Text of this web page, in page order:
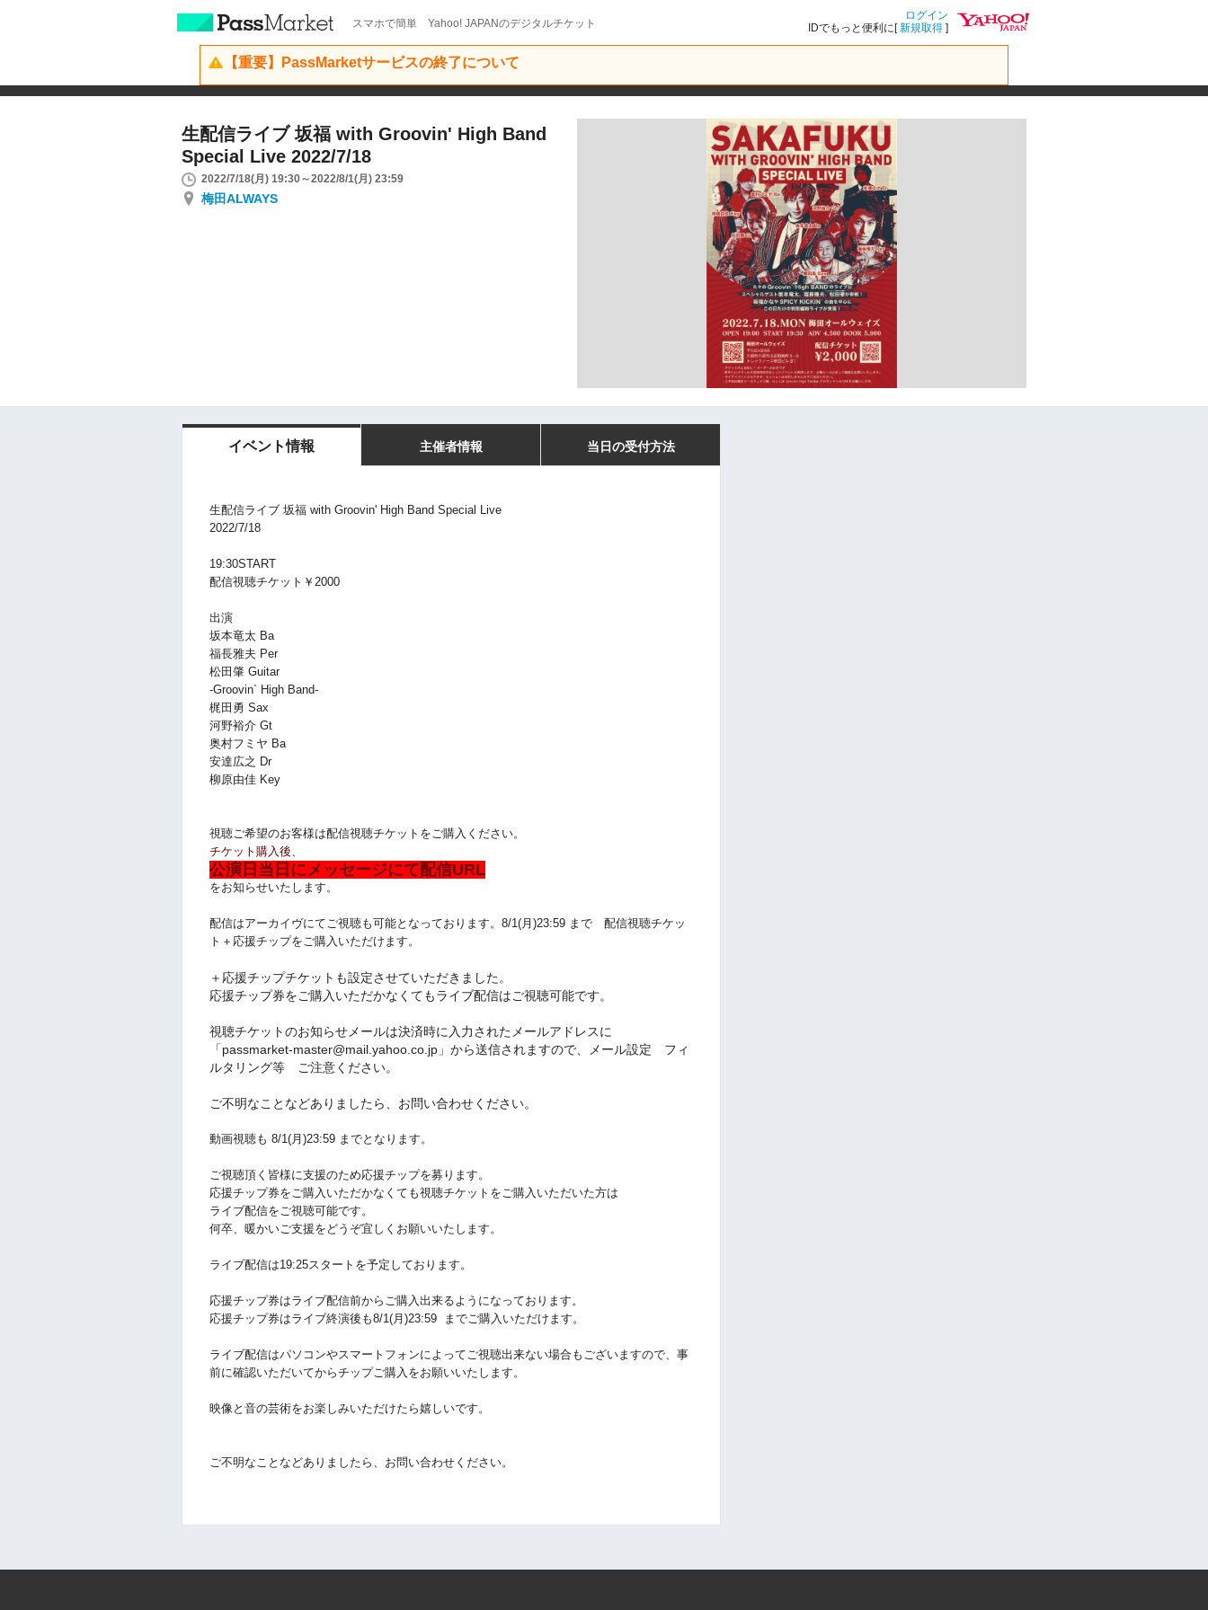
スマホで簡単 Yahoo! JAPANのデジタルチケット
ログイン
IDでもっと便利に[新規取得 ]
【重要】PassMarketサービスの終了について
生配信ライブ 坂福 with Groovin' High Band
Special Live 2022/7/18
2022/7/18(月) 19:30～2022/8/1(月) 23:59
梅田ALWAYS
イベント情報 主催者情報 当日の受付方法
生配信ライブ 坂福 with Groovin' High Band Special Live
2022/7/18
19:30START
配信視聴チケット￥2000
出演
坂本竜太 Ba
福長雅夫 Per
松田肇 Guitar
-Groovin` High Band-
梶田勇 Sax
河野裕介 Gt
奥村フミヤ Ba
安達広之 Dr
柳原由佳 Key
視聴ご希望のお客様は配信視聴チケットをご購入ください。
チケット購入後、
公演日当日にメッセージにて配信URL
をお知らせいたします。
配信はアーカイヴにてご視聴も可能となっております。 8/1(月)23:59 まで 配信視聴チケッ
ト＋応援チップをご購入いただけます。
＋応援チップチケットも設定させていただきました。
応援チップ券をご購入いただかなくてもライブ配信はご視聴可能です。
視聴チケットのお知らせメールは決済時に入力されたメールアドレスに
「passmarket-master@mail.yahoo.co.jp」から送信されますので、メール設定 フィ
ルタリング等 ご注意ください。
ご不明なことなどありましたら、お問い合わせください。
動画視聴も 8/1 (月 )23:59 までとなります。
ご視聴頂く皆様に支援のため応援チップを募ります。
応援チップ券をご購入いただかなくても視聴チケットをご購入いただいた方は
ライブ配信をご視聴可能です。
何卒、暖かいご支援をどうぞ宜しくお願いいたします。
ライブ配信は19:25スタートを予定しております。
応援チップ券はライブ配信前からご購入出来るようになっております。
応援チップ券はライブ終演後も8/1 (月 )23:59 までご購入いただけます。
ライブ配信はパソコンやスマートフォンによってご視聴出来ない場合もございますので、事
前に確認いただいてからチップご購入をお願いいたします。
映像と音の芸術をお楽しみいただけたら嬉しいです。
ご不明なことなどありましたら、お問い合わせください。